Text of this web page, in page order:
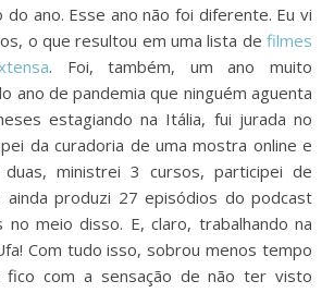
do ano. Esse ano não foi diferente. Eu vi
o que resultou em uma lista de filmes
. Foi, também, um ano muito
ano de pandemia que ninguém aguenta
estagiando na Itália, fui jurada no
da curadoria de uma mostra online e
ministrei 3 cursos, participei de
produzi 27 episódios do podcast
meio disso. E, claro, trabalhando na
Com tudo isso, sobrou menos tempo
fico com a sensação de não ter visto